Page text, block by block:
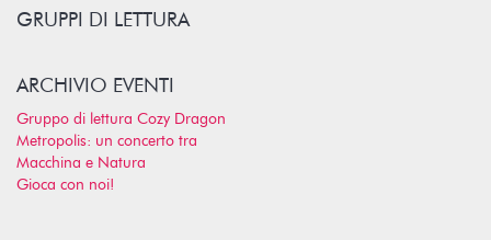
GRUPPI DI LETTURA
ARCHIVIO EVENTI
Gruppo di lettura Cozy Dragon
Metropolis: un concerto tra
Macchina e Natura
Gioca con noi!